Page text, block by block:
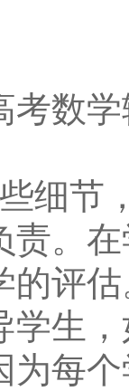
数学
节，
责。
的评
学生
为每